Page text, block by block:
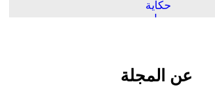
عن المجلة